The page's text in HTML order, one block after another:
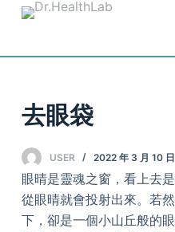
S
i
o
n
去眼袋
USER 2022 年 3 月 10 日
眼晴是靈魂之窗，看上去
從眼晴就會投射出來。若
下，卻是一個小山丘般的